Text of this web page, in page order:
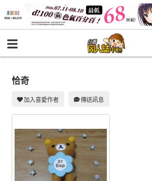
BOOKY書集倉庫
同人周邊
活動&消息
同人誌活動
最新消息
恰奇
加入喜愛作者 傳送訊息